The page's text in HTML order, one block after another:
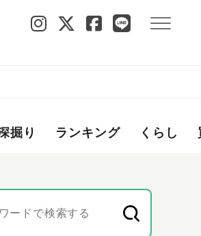
掘り ランキング くらし